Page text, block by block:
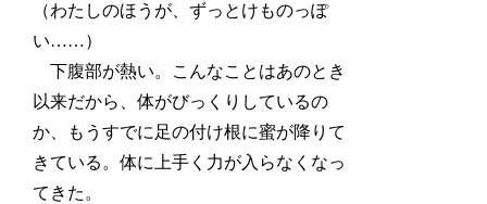
（わたしのほうが、ずっとけものっぽ
い……）
下腹部が熱い。こんなことはあのとき
以来だから、体がびっくりしているの
か、もうすでに足の付け根に蜜が降りて
きている。体に上手く力が入らなくなっ
てきた。